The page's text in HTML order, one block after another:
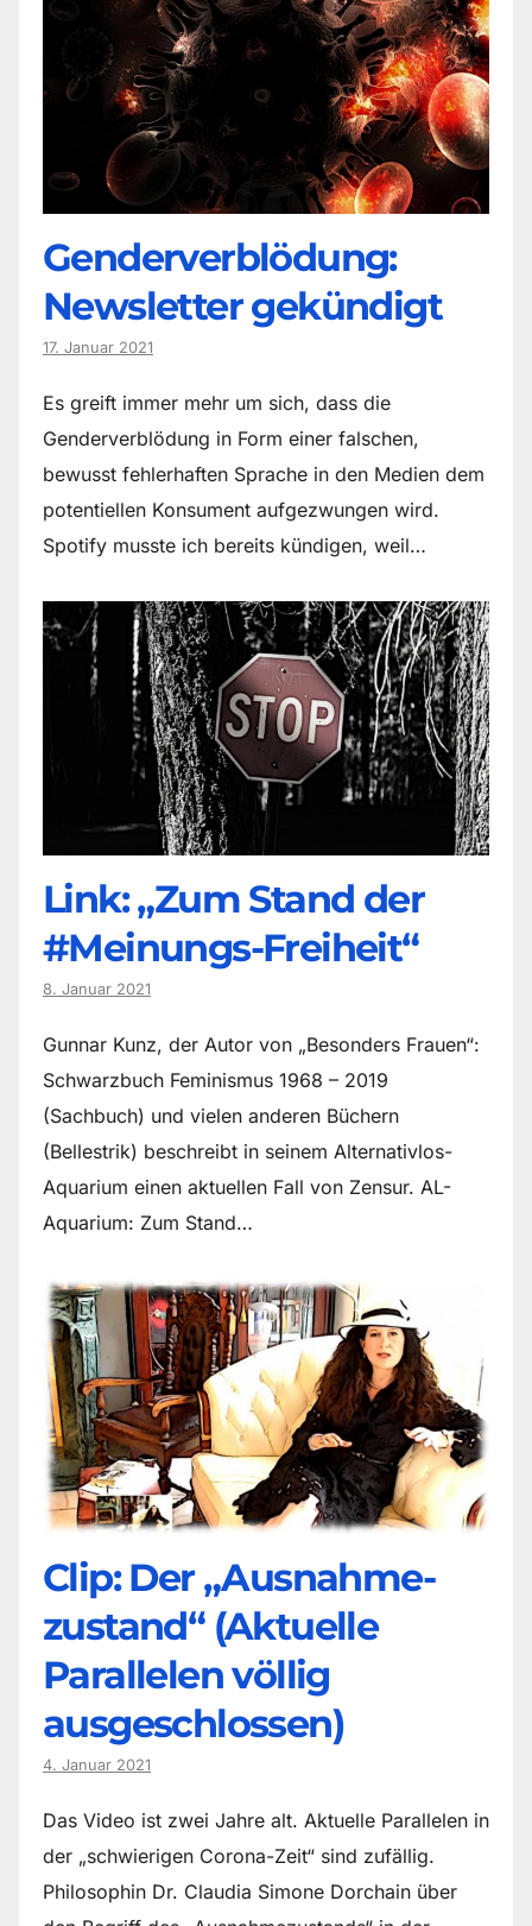
Genderverblödung:
Newsletter gekündigt
17. Januar 2021
Es greift immer mehr um sich, dass die
Genderverblödung in Form einer falschen,
bewusst fehlerhaften Sprache in den Medien dem
potentiellen Konsument aufgezwungen wird.
Spotify musste ich bereits kündigen, weil…
Link: „Zum Stand der
#Meinungs-Freiheit“
8. Januar 2021
Gunnar Kunz, der Autor von „Besonders Frauen“:
Schwarzbuch Feminismus 1968 – 2019
(Sachbuch) und vielen anderen Büchern
(Bellestrik) beschreibt in seinem Alternativlos-
Aquarium einen aktuellen Fall von Zensur. AL-
Aquarium: Zum Stand…
Clip: Der „Ausnahme-
zustand“ (Aktuelle
Parallelen völlig
ausgeschlossen)
4. Januar 2021
Das Video ist zwei Jahre alt. Aktuelle Parallelen in
der „schwierigen Corona-Zeit“ sind zufällig.
Philosophin Dr. Claudia Simone Dorchain über